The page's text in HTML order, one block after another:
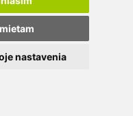
nastavenia